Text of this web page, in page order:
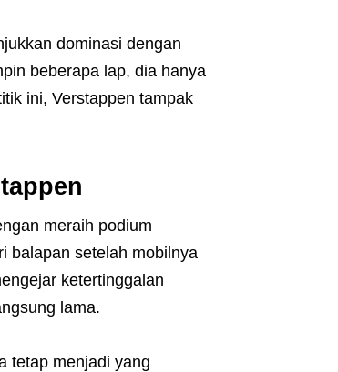
dominasi dengan
beberapa lap, dia hanya
ini, Verstappen tampak
meraih podium
balapan setelah mobilnya
ketertinggalan
lama.
tetap menjadi yang